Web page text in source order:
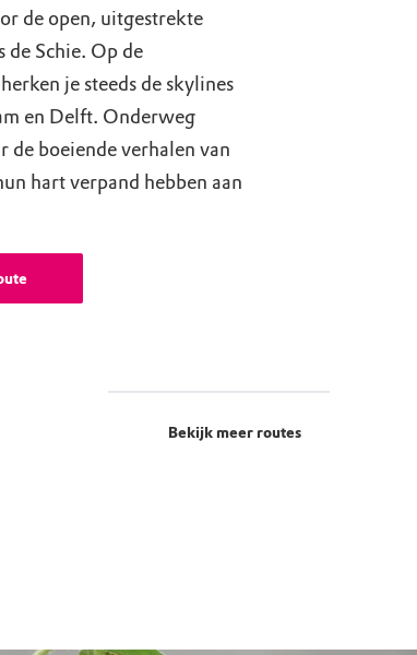
de open, uitgestrekte
de Schie. Op de
je steeds de skylines
en Delft. Onderweg
de boeiende verhalen van
hart verpand hebben aan
Bekijk meer routes